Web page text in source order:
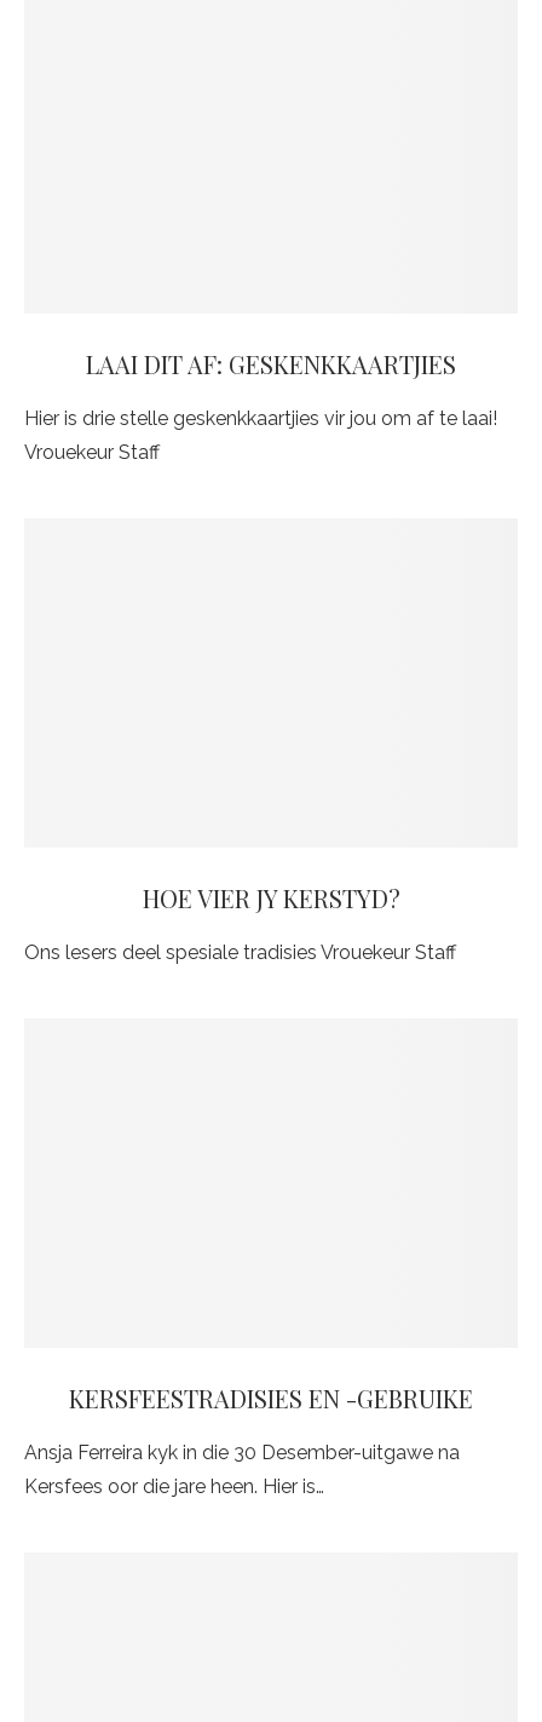
LAAI DIT AF: GESKENKKAARTJIES
Hier is drie stelle geskenkkaartjies vir jou om af te laai!
Vrouekeur Staff
HOE VIER JY KERSTYD?
Ons lesers deel spesiale tradisies Vrouekeur Staff
KERSFEESTRADISIES EN -GEBRUIKE
Ansja Ferreira kyk in die 30 Desember-uitgawe na
Kersfees oor die jare heen. Hier is…